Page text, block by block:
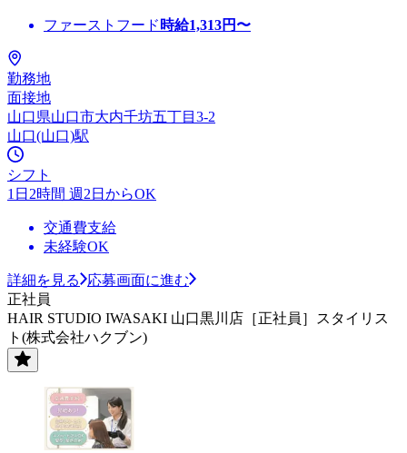
ファーストフード 時給1,313円〜
勤務地
面接地
山口県山口市大内千坊五丁目3-2
山口(山口)駅
シフト
1日2時間 週2日からOK
交通費支給
未経験OK
詳細を見る
応募画面に進む
正社員
HAIR STUDIO IWASAKI 山口黒川店［正社員］スタイリス
ト(株式会社ハクブン)